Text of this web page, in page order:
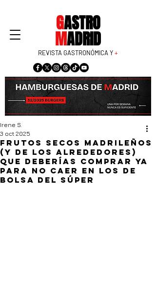
GASTRO
MADRID
REVISTA GASTRONÓMICA Y+
Frutos secos madrileños
(y de los alrededores)
que deberías comprar ya
para no caer en los de
bolsa del súper
Irene S.
3 oct 2025